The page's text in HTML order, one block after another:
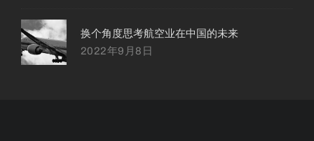
换个角度思考航空业在中国的未来
2022年9月8日